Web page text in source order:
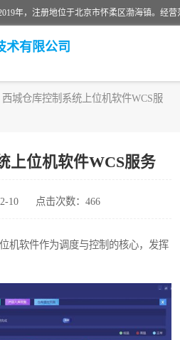
术有限公司
西城仓库控制系统上位机软件WCS服
上位机软件WCS服务
10 点击次数：466
机软件作为调度与控制的核心，发挥
机软件